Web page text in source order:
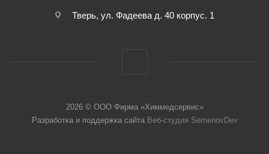
Тверь, ул. Фадеева д. 40 корпус. 1
2026 © ООО Фирма «Химмедсервис»
Разработка и поддержка сайта Веб-студия SemenovDev